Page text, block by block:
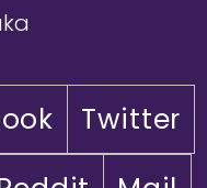
Twitter